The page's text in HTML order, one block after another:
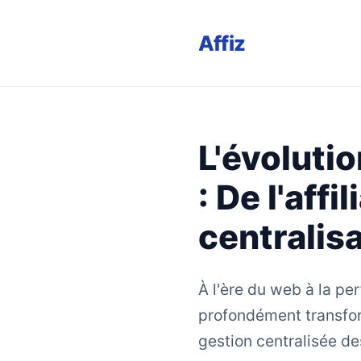
Affiz
: De
À l'ère du web à la
profondément
gestion centralisée